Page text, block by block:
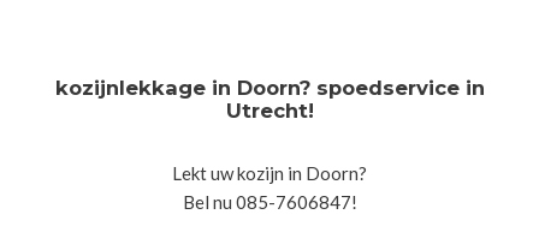
kozijnlekkage in Doorn? spoedservice in
Utrecht!
Lekt uw kozijn in Doorn?
Bel nu 085-7606847!